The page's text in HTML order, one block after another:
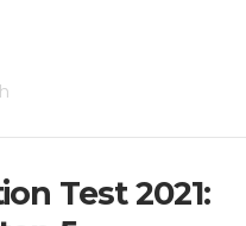
Test 2021: